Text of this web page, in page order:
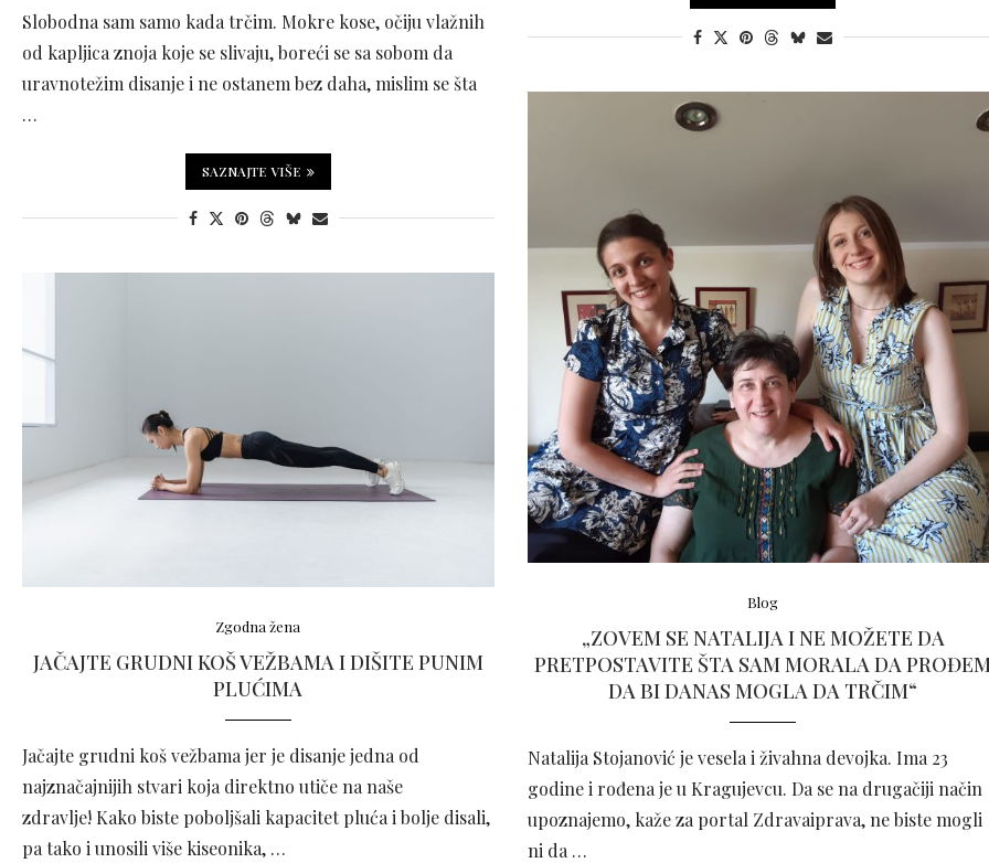
Slobodna sam samo kada trčim. Mokre kose, očiju vlažnih
od kapljica znoja koje se slivaju, boreći se sa sobom da
uravnotežim disanje i ne ostanem bez daha, mislim se šta
…
SAZNAJTE VIŠE
Blog
„ZOVEM SE NATALIJA I NE MOŽETE DA
PRETPOSTAVITE ŠTA SAM MORALA DA
DA BI DANAS MOGLA DA TRČIM“
Natalija Stojanović je vesela i živahna devojka. Ima 23
godine i rođena je u Kragujevcu. Da se na drugačiji način
upoznajemo, kaže za portal Zdravaiprava, ne biste mogli
ni da …
Zgodna žena
JAČAJTE GRUDNI KOŠ VEŽBAMA I DIŠITE PUNIM
PLUĆIMA
Jačajte grudni koš vežbama jer je disanje jedna od
najznačajnijih stvari koja direktno utiče na naše
zdravlje! Kako biste poboljšali kapacitet pluća i bolje disali,
pa tako i unosili više kiseonika, …